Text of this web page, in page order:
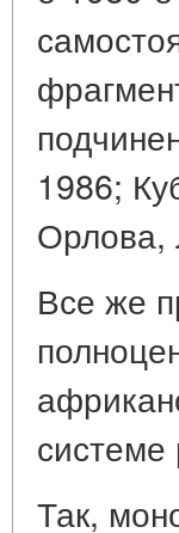
1986;
Орлова,
Все же
системе
Так,